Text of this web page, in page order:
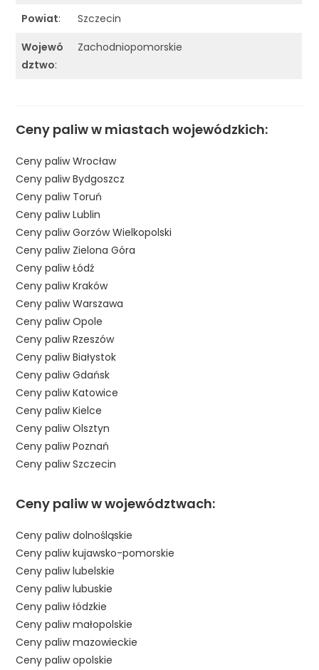
Powiat:
Szczecin
Wojewó
dztwo:
Zachodniopomorskie
Ceny paliw w miastach wojewódzkich:
Ceny paliw Wrocław
Ceny paliw Bydgoszcz
Ceny paliw Toruń
Ceny paliw Lublin
Ceny paliw Gorzów Wielkopolski
Ceny paliw Zielona Góra
Ceny paliw Łódź
Ceny paliw Kraków
Ceny paliw Warszawa
Ceny paliw Opole
Ceny paliw Rzeszów
Ceny paliw Białystok
Ceny paliw Gdańsk
Ceny paliw Katowice
Ceny paliw Kielce
Ceny paliw Olsztyn
Ceny paliw Poznań
Ceny paliw Szczecin
Ceny paliw w województwach:
Ceny paliw dolnośląskie
Ceny paliw kujawsko-pomorskie
Ceny paliw lubelskie
Ceny paliw lubuskie
Ceny paliw łódzkie
Ceny paliw małopolskie
Ceny paliw mazowieckie
Ceny paliw opolskie